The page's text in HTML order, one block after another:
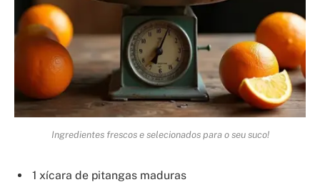
Ingredientes frescos e selecionados para o seu suco!
1 xícara de pitangas maduras